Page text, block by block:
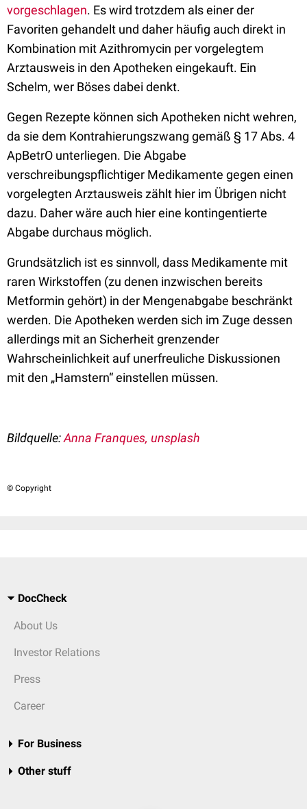
vorgeschlagen. Es wird trotzdem als einer der
Favoriten gehandelt und daher häufig auch direkt in
Kombination mit Azithromycin per vorgelegtem
Arztausweis in den Apotheken eingekauft. Ein
Schelm, wer Böses dabei denkt.
Gegen Rezepte können sich Apotheken nicht wehren,
da sie dem Kontrahierungszwang gemäß § 17 Abs. 4
ApBetrO unterliegen. Die Abgabe
verschreibungspflichtiger Medikamente gegen einen
vorgelegten Arztausweis zählt hier im Übrigen nicht
dazu. Daher wäre auch hier eine kontingentierte
Abgabe durchaus möglich.
Grundsätzlich ist es sinnvoll, dass Medikamente mit
raren Wirkstoffen (zu denen inzwischen bereits
Metformin gehört) in der Mengenabgabe beschränkt
werden. Die Apotheken werden sich im Zuge dessen
allerdings mit an Sicherheit grenzender
Wahrscheinlichkeit auf unerfreuliche Diskussionen
mit den „Hamstern“ einstellen müssen.
Bildquelle:Anna Franques, unsplash
© Copyright
DocCheck
About Us
Investor Relations
Press
Career
For Business
Other stuff